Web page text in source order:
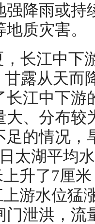
强降雨或持
质灾害。
，长江中下
甘露从天而
长江中下
大、分布较
足的情况，
太湖平均
升了7厘
游水位猛
门泄洪，流